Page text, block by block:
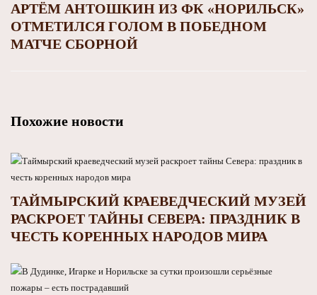
АРТЁМ АНТОШКИН ИЗ ФК «НОРИЛЬСК»
ОТМЕТИЛСЯ ГОЛОМ В ПОБЕДНОМ
МАТЧЕ СБОРНОЙ
Похожие новости
ТАЙМЫРСКИЙ КРАЕВЕДЧЕСКИЙ МУЗЕЙ
РАСКРОЕТ ТАЙНЫ СЕВЕРА: ПРАЗДНИК В
ЧЕСТЬ КОРЕННЫХ НАРОДОВ МИРА